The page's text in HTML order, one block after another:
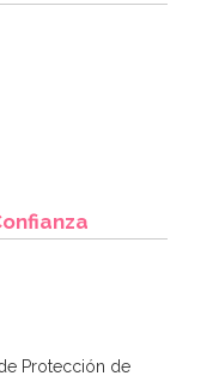
Protección de